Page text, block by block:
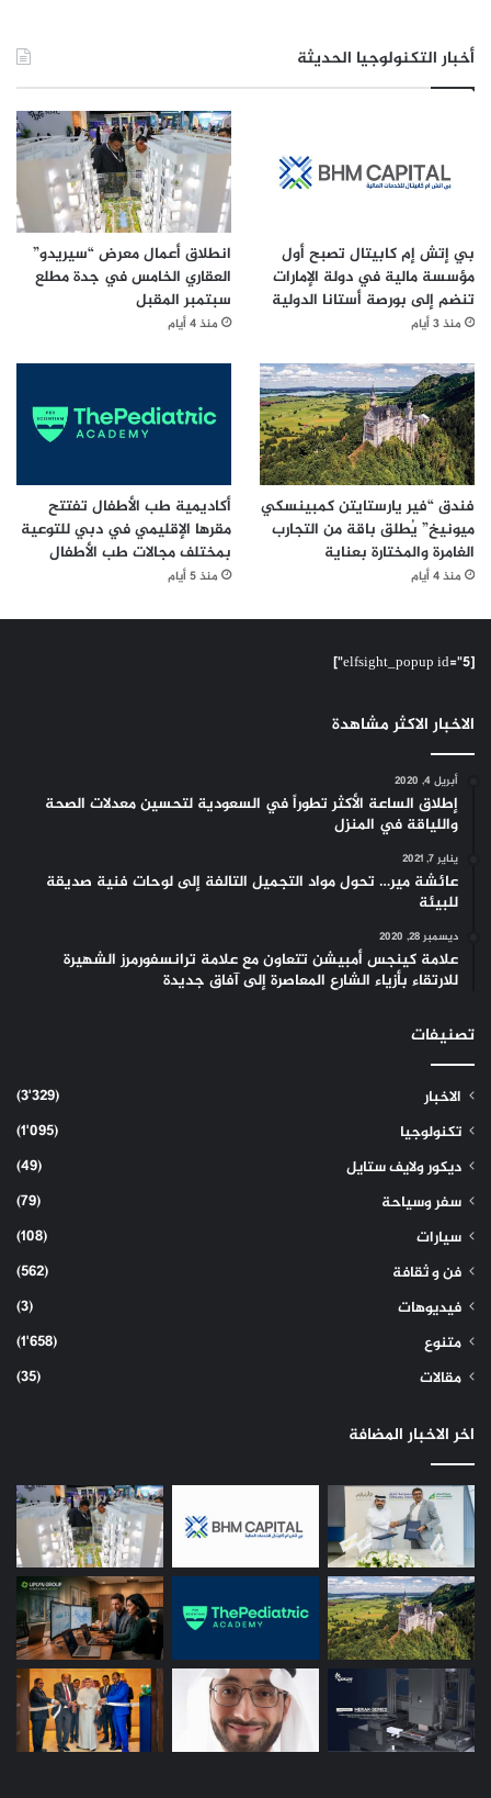
أخبار التكنولوجيا الحديثة
بي إتش إم كابيتال تصبح أول
مؤسسة مالية في دولة الإمارات
تنضم إلى بورصة أستانا الدولية
منذ 3 أيام
انطلاق أعمال معرض “سيريدو”
العقاري الخامس في جدة مطلع
سبتمبر المقبل
منذ 4 أيام
فندق “فير يارستايتن كمبينسكي
ميونيخ” يُطلق باقة من التجارب
الغامرة والمختارة بعناية
منذ 4 أيام
أكاديمية طب الأطفال تفتتح
مقرها الإقليمي في دبي للتوعية
بمختلف مجالات طب الأطفال
منذ 5 أيام
[elfsight_popup id="5"]
الاخبار الاكثر مشاهدة
أبريل 4, 2020
إطلاق الساعة الأكثر تطوراً في السعودية لتحسين معدلات الصحة
واللياقة في المنزل
يناير 7, 2021
عائشة مير… تحول مواد التجميل التالفة إلى لوحات فنية صديقة
للبيئة
ديسمبر 28, 2020
علامة كينجس أمبيشن تتعاون مع علامة ترانسفورمرز الشهيرة
للارتقاء بأزياء الشارع المعاصرة إلى آفاق جديدة
تصنيفات
الاخبار
(3٬329)
تكنولوجيا
(1٬095)
ديكور ولايف ستايل
(49)
سفر وسياحة
(79)
سيارات
(108)
فن و ثقافة
(562)
فيديوهات
(3)
متنوع
(1٬658)
مقالات
(35)
اخر الاخبار المضافة